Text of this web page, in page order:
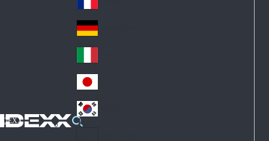
IDEXX
d
Fra
nc
e
Ge
an
y
Ital
y
Jap
an
Ko